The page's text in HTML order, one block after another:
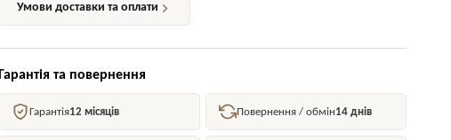
Умови доставки та оплати
Гарантія та повернення
Гарантія12 місяців Повернення / обмін14 днів